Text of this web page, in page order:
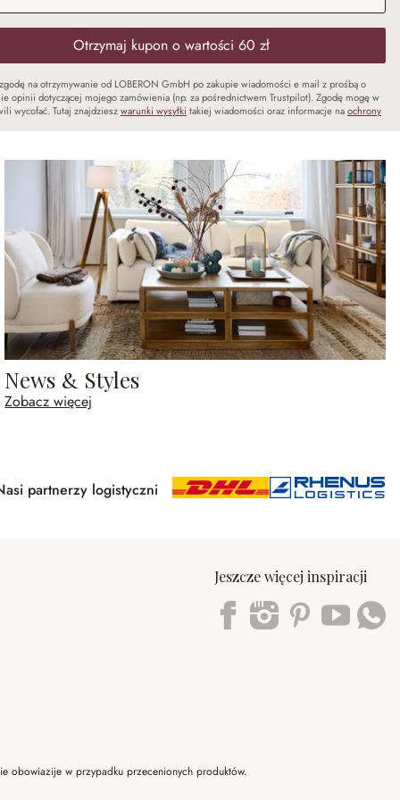
Otrzymaj kupon o wartości 60 zł
na otrzymywanie od LOBERON GmbH po zakupie wiadomości e mail z prośbą o
opinii dotyczącej mojego zamówienia (np. za pośrednictwem Trustpilot). Zgodę mogę w
wycofać. Tutaj znajdzieszwarunki wysyłki takiej wiadomości oraz informacje naochrony
News & Styles
Zobacz więcej
partnerzy logistyczni
Jeszcze więcej inspiracji
obowiazije w przypadku przecenionych produktów.